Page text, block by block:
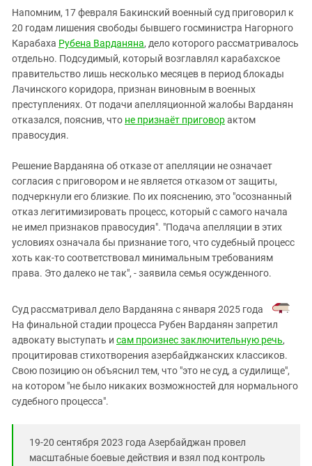
Напомним, 17 февраля Бакинский военный суд приговорил к
20 годам лишения свободы бывшего госминистра Нагорного
Карабаха Рубена Варданяна, дело которого рассматривалось
отдельно. Подсудимый, который возглавлял карабахское
правительство лишь несколько месяцев в период блокады
Лачинского коридора, признан виновным в военных
преступлениях. От подачи апелляционной жалобы Варданян
отказался, пояснив, что не признаёт приговорактом
правосудия.
Решение Варданяна об отказе от апелляции не означает
согласия с приговором и не является отказом от защиты,
подчеркнули его близкие. По их пояснению, это "осознанный
отказ легитимизировать процесс, который с самого начала
не имел признаков правосудия". "Подача апелляции в этих
условиях означала бы признание того, что судебный процесс
хоть как-то соответствовал минимальным требованиям
права. Это далеко не так", - заявила семья осужденного.
Суд рассматривал дело Варданяна с января 2025 года
.
На финальной стадии процесса Рубен Варданян запретил
адвокату выступать и сам произнес заключительную речь,
процитировав стихотворения азербайджанских классиков.
Свою позицию он объяснил тем, что "это не суд, а судилище",
на котором "не было никаких возможностей для нормального
судебного процесса".
19-20 сентября 2023 года Азербайджан провел
масштабные боевые действия и взял под контроль